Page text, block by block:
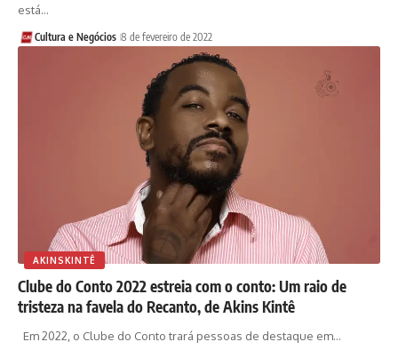
está…
Cultura e Negócios 8 de fevereiro de 2022
AKINSKINTÊ
Clube do Conto 2022 estreia com o conto: Um raio de
tristeza na favela do Recanto, de Akins Kintê
Em 2022, o Clube do Conto trará pessoas de destaque em…